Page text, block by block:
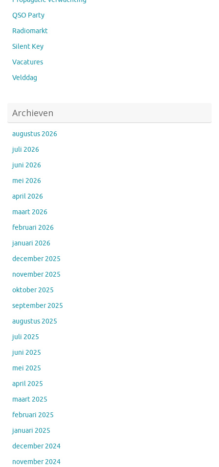
QSO Party
Radiomarkt
Silent Key
Vacatures
Velddag
Archieven
augustus 2026
juli 2026
juni 2026
mei 2026
april 2026
maart 2026
februari 2026
januari 2026
december 2025
november 2025
oktober 2025
september 2025
augustus 2025
juli 2025
juni 2025
mei 2025
april 2025
maart 2025
februari 2025
januari 2025
december 2024
november 2024